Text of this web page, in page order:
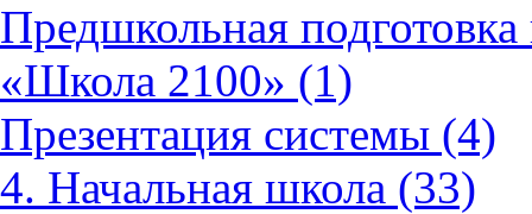
Предшкольная
«Школа 2100» (1)
Презентация системы (4)
4. Начальная школа (33)